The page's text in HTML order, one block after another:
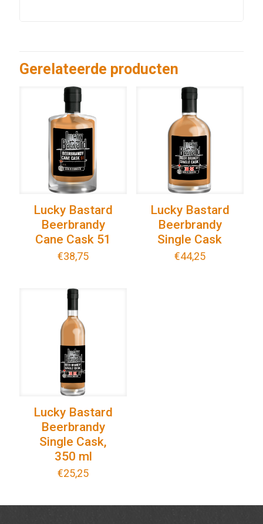
Gerelateerde producten
Lucky Bastard
Beerbrandy
Cane Cask 51
€38,75
Lucky Bastard
Beerbrandy
Single Cask
€44,25
Lucky Bastard
Beerbrandy
Single Cask,
350 ml
€25,25